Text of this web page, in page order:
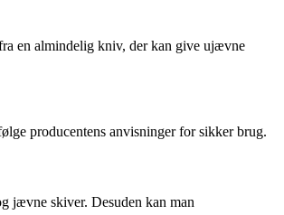
en almindelig kniv, der kan give ujævne
producentens anvisninger for sikker brug.
jævne skiver. Desuden kan man